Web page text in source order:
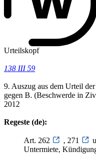
Urteilskopf
138 III 59
9. Auszug aus dem Urteil
gegen B. (Beschwerde in
2012
Regeste (de):
Art. 262 , 271
Untermiete,